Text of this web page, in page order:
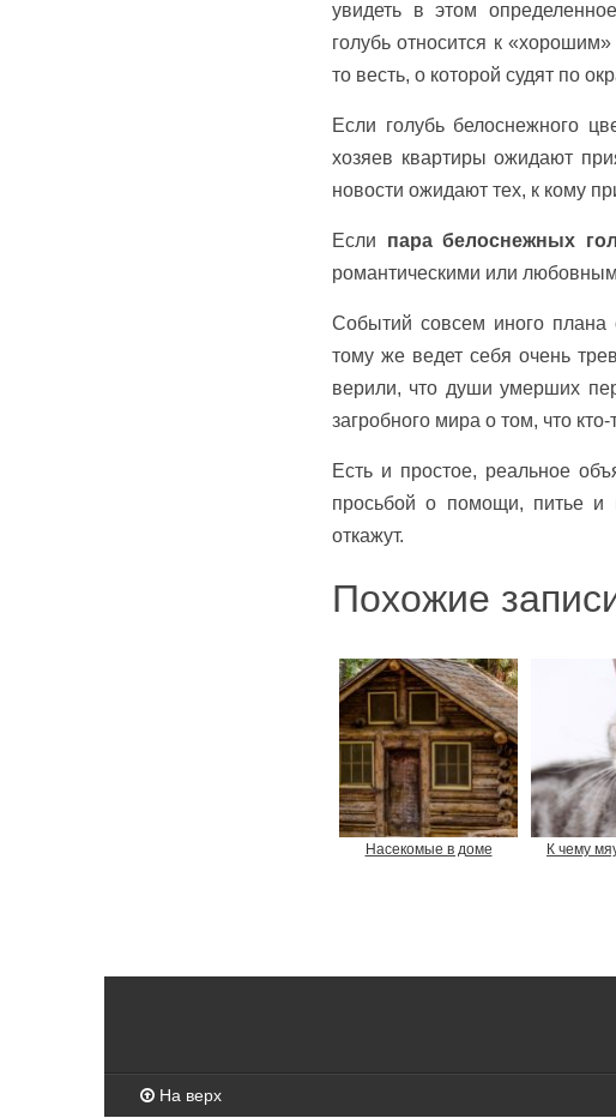
увидеть в этом
голубь относится к
то весть, о которой судят по
Если голубь белоснежного
хозяев квартиры ожидают
новости ожидают тех, к кому
Если пара белоснежных
романтическими или
Событий совсем иного плана
тому же ведет себя очень
верили, что души умерших
загробного мира о том, что
Есть и простое, реальное
просьбой о помощи, питье и
откажут.
Похожие
Насекомые в доме К чему
На верх